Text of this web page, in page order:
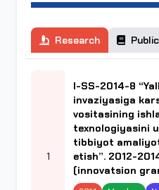
aspiranturasini tugatib,
kafedrasida assistent
“Sud-kimyo amaliyoti
ashyoviy dalillardan
yaratish” mavzusida
himoya qildi. 2022 yilda
vositalari va spayslar
toksikologik va
mavzusi bo‘yicha DSc
himoya qildi. 2010 –
Toshkent farmatsevtika
Research
1
I-SS-2014-8
invaziyasiga
vositasining
texnologiyasini
tibbiyot
etish”. 2012-
(innovatsion